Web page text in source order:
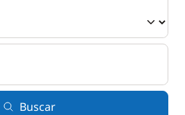
Buscar